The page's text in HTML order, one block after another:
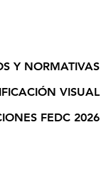
Y NORMATIVAS
VISUAL
FEDC 2026